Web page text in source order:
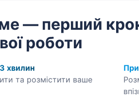
— перший
роботи
хвилин
та розмістити ваше